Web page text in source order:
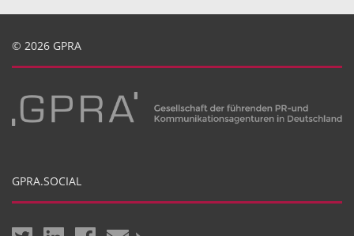
© 2026 GPRA
GPRA.SOCIAL